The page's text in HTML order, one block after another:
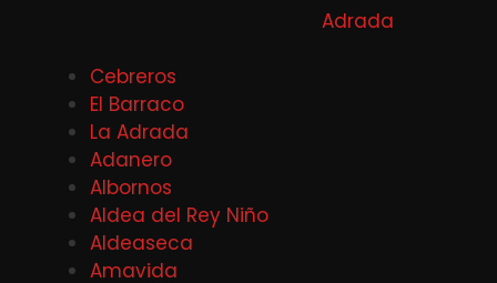
Adrada
Cebreros
El Barraco
La Adrada
Adanero
Albornos
Aldea del Rey Niño
Aldeaseca
Amavida